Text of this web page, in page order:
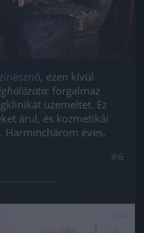
, ezen kívül
: forgalmaz
üzemeltet. Ez
árul, és kozmetikái
Harminchárom éves.